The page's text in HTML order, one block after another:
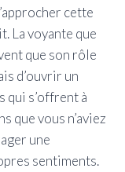
cette
La voyante que
que son rôle
d’ouvrir un
qui s’offrent à
que vous n’aviez
une
sentiments.